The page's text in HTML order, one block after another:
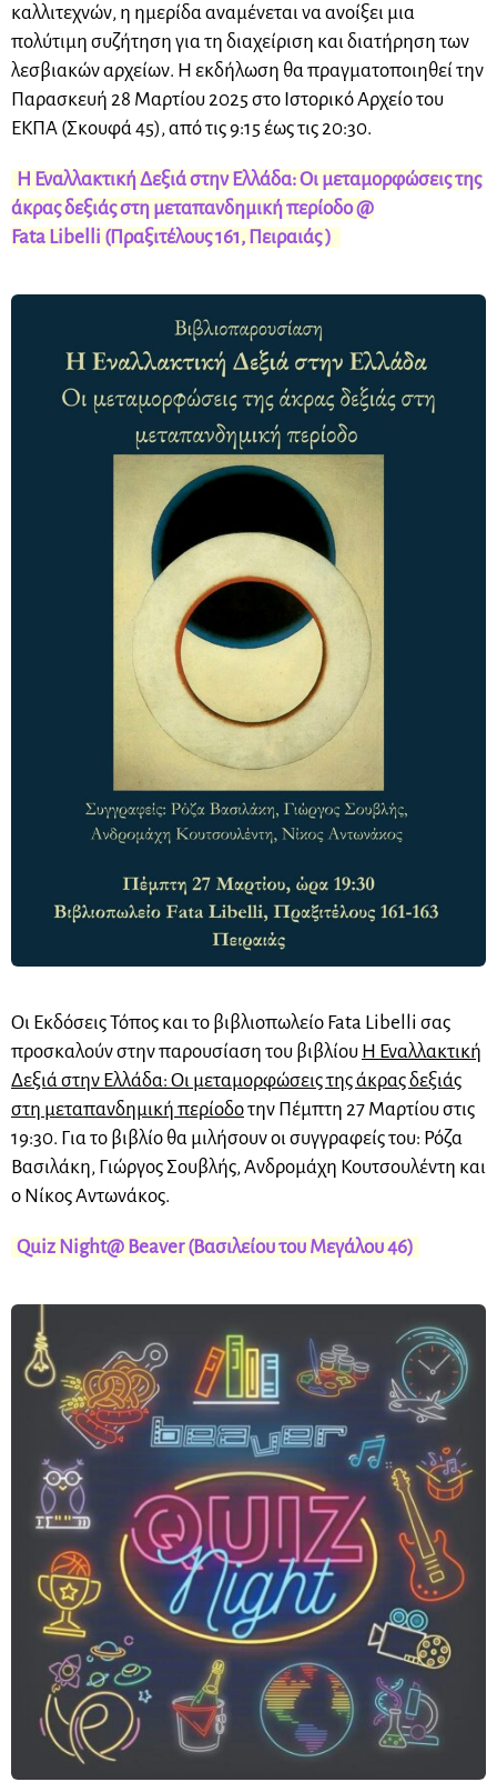
καλλιτεχνών, η ημερίδα αναμένεται να ανοίξει μια
πολύτιμη συζήτηση για τη διαχείριση και διατήρηση των
λεσβιακών αρχείων. Η εκδήλωση θα πραγματοποιηθεί την
Παρασκευή 28 Μαρτίου 2025 στο Ιστορικό Αρχείο του
ΕΚΠΑ (Σκουφά 45), από τις 9:15 έως τις 20:30.
Η Εναλλακτική Δεξιά στην Ελλάδα: Οι μεταμορφώσεις της
άκρας δεξιάς στη μεταπανδημική περίοδο @
Fata Libelli (Πραξιτέλους 161, Πειραιάς )
Οι Εκδόσεις Τόπος και το βιβλιοπωλείο Fata Libelli σας
προσκαλούν στην παρουσίαση του βιβλίου Η Εναλλακτική
Δεξιά στην Ελλάδα: Οι μεταμορφώσεις της άκρας δεξιάς
στη μεταπανδημική περίοδοτην Πέμπτη 27 Μαρτίου στις
19:30. Για το βιβλίο θα μιλήσουν οι συγγραφείς του: Ρόζα
Βασιλάκη, Γιώργος Σουβλής, Ανδρομάχη Κουτσουλέντη και
ο Νίκος Αντωνάκος.
Quiz Night@ Beaver (Βασιλείου του Μεγάλου 46)